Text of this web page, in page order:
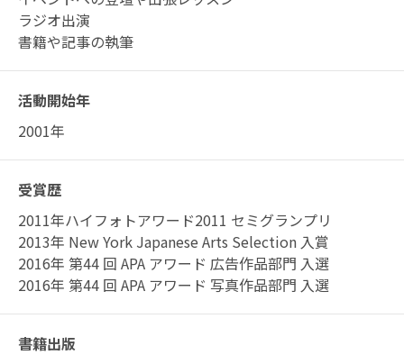
ラジオ出演
書籍や記事の執筆
活動開始年
2001年
受賞歴
2011年ハイフォトアワード2011 セミグランプリ
2013年 New York Japanese Arts Selection 入賞
2016年 第44 回 APA アワード 広告作品部門 入選
2016年 第44 回 APA アワード 写真作品部門 入選
書籍出版